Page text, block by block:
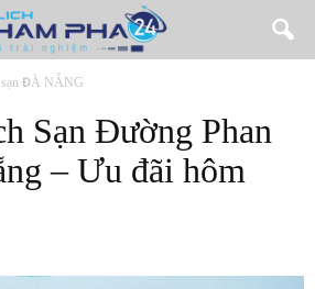
sạn ĐÀ NẴNG
Sạn Đường Phan
– Ưu đãi hôm